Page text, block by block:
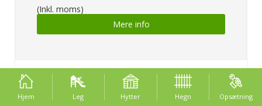
(Inkl. moms)
Mere info
Hjem Leg Hytter Hegn Opsætning